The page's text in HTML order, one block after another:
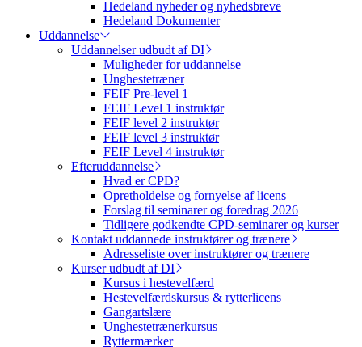
Hedeland nyheder og nyhedsbreve
Hedeland Dokumenter
Uddannelse
Uddannelser udbudt af DI
Muligheder for uddannelse
Unghestetræner
FEIF Pre-level 1
FEIF Level 1 instruktør
FEIF level 2 instruktør
FEIF level 3 instruktør
FEIF Level 4 instruktør
Efteruddannelse
Hvad er CPD?
Opretholdelse og fornyelse af licens
Forslag til seminarer og foredrag 2026
Tidligere godkendte CPD-seminarer og kurser
Kontakt uddannede instruktører og trænere
Adresseliste over instruktører og trænere
Kurser udbudt af DI
Kursus i hestevelfærd
Hestevelfærdskursus & rytterlicens
Gangartslære
Unghestetrænerkursus
Ryttermærker